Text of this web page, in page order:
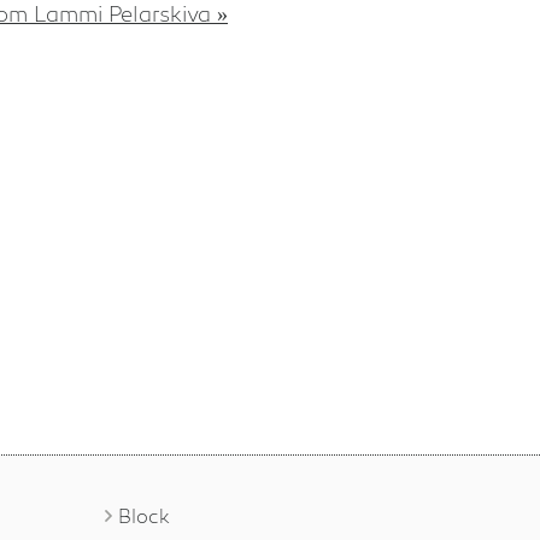
Lammi Pelarskiva
Block